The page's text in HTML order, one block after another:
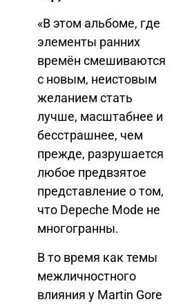
«В этом альбоме, где
элементы ранних
времён смешиваются
с новым, неистовым
желанием стать
лучше, масштабнее и
бесстрашнее, чем
прежде, разрушается
любое предвзятое
представление о том,
что Depeche Mode не
многогранны.
В то время как темы
межличностного
влияния у Martin Gore